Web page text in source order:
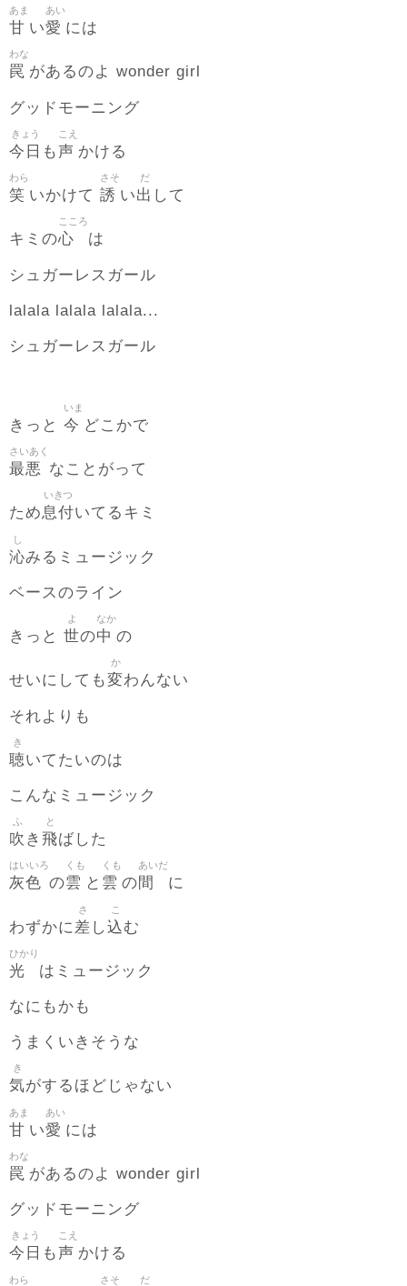
甘
あま
い愛
あい
には
罠
わな
があるのよ wonder girl
グッドモーニング
今日
きょう
も声
こえ
かける
笑
わら
いかけて 誘
さそ
い出
だ
して
キミの心
こころ
は
シュガーレスガール
lalala lalala lalala...
シュガーレスガール
きっと 今
いま
どこかで
最悪
さいあく
なことがって
ため息付
いきつ
いてるキミ
沁
し
みるミュージック
ベースのライン
きっと 世
よ
の中
なか
の
せいにしても変
か
わんない
それよりも
聴
き
いてたいのは
こんなミュージック
吹
ふ
き 飛
と
ばした
灰色
はいいろ
の雲
くも
と 雲
くも
の間
あいだ
に
わずかに差
さ
し込
こ
む
光
ひかり
はミュージック
なにもかも
うまくいきそうな
気
き
がするほどじゃない
甘
あま
い愛
あい
には
罠
わな
があるのよ wonder girl
グッドモーニング
今日
きょう
も声
こえ
かける
わら さそ だ